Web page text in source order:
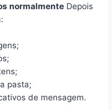
normalmente Depois
pasta;
de mensagem.